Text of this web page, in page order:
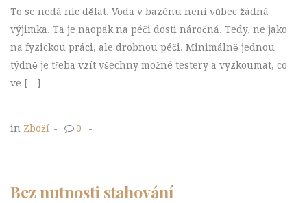
To se nedá nic dělat. Voda v bazénu není vůbec žádná
výjimka. Ta je naopak na péči dosti náročná. Tedy, ne jako
na fyzickou práci, ale drobnou péči. Minimálně jednou
týdně je třeba vzít všechny možné testery a vyzkoumat, co
ve […]
in Zboží - 0 -
Bez nutnosti stahování